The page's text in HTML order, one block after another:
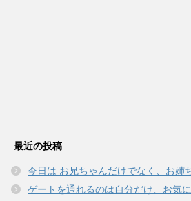
最近の投稿
今日は お兄ちゃんだけでなく、お姉
ゲートを通れるのは自分だけ、お気